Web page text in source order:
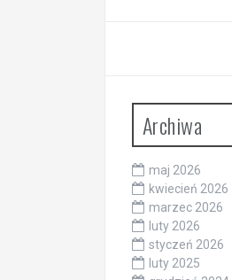
Archiwa
maj 2026
kwiecień 2026
marzec 2026
luty 2026
styczeń 2026
luty 2025